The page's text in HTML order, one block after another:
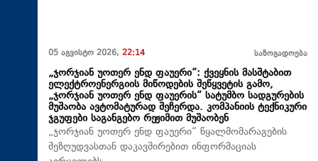
05 აგვისტო 2026, 22:14 საზოგადოება
„ჯორჯიან უოთერ ენდ ფაუერი“: ქვეყნის მასშტაბით
ელექტროენერგიის მიწოდების შეწყვეტის გამო,
„ჯორჯიან უოთერ ენდ ფაუერის“ სატუმბო სადგურების
მუშაობა ავტომატურად შეჩერდა. კომპანიის ტექნიკური
ჯგუფები საგანგებო რეჟიმით მუშაობენ
„ჯორჯიან უოთერ ენდ ფაუერი“ წყალმომარაგების
შეზღუდვასთან დაკავშირებით ინფორმაციას